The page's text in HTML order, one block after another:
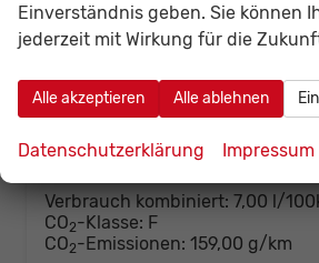
142349 Getriebe
Leistung 110 kW (150 PS) Kilometerstand 20 km
01.06.2026
30.699,– €
Verbrauch kombiniert: 7,00 l/
CO2-Klasse: F
CO2-Emissionen: 159,00 g/km
Einverständnis geben. Sie können
jederzeit mit Wirkung für die
Alle akzeptieren Alle ablehnen
Datenschutzerklärung Impressum